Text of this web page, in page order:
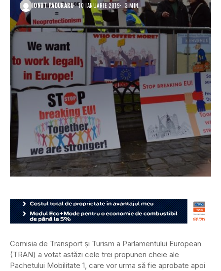
IONUT PADURARU 10 IANUARIE 2019 3 MIN.
Comisia de Transport și Turism a Parlamentului European
(TRAN) a votat astăzi cele trei propuneri cheie ale
Pachetului Mobilitate 1, care vor urma să fie aprobate apoi